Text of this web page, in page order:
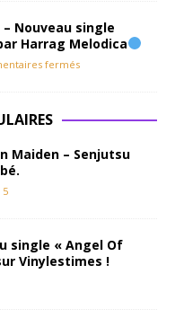
Nouveau single
Harrag Melodica
fermés
Maiden – Senjutsu
5
single « Angel Of
Vinylestimes !